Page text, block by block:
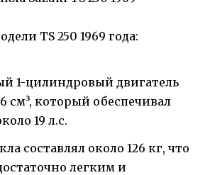
TS 250 1969 года:
1-цилиндровый двигатель
см³, который обеспечивал
19 л.с.
составлял около 126 кг, что
легким и